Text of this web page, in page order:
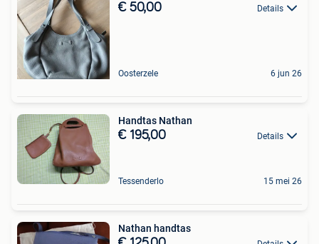
€ 50,00 Details
Oosterzele 6 jun 26
Handtas Nathan
€ 195,00 Details
Tessenderlo 15 mei 26
Nathan handtas